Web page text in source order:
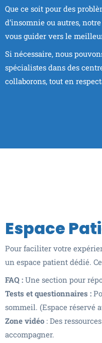
Que ce soit pour des
d’insomnie ou autres,
vous guider vers le
Si nécessaire, nous
spécialistes dans des
collaborons, tout en
Espace
Pour faciliter votre
un espace patient dédié.
FAQ :Une section pour
Tests et questionnaires :
sommeil. (Espace réservé
Zone vidéo: Des
accompagner.